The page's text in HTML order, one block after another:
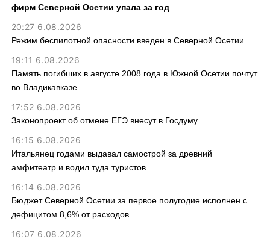
фирм Северной Осетии упала за год
20:27 6.08.2026
Режим беспилотной опасности введен в Северной Осетии
19:11 6.08.2026
Память погибших в августе 2008 года в Южной Осетии почтут
во Владикавказе
17:52 6.08.2026
Законопроект об отмене ЕГЭ внесут в Госдуму
16:15 6.08.2026
Итальянец годами выдавал самострой за древний
амфитеатр и водил туда туристов
16:14 6.08.2026
Бюджет Северной Осетии за первое полугодие исполнен с
дефицитом 8,6% от расходов
16:07 6.08.2026